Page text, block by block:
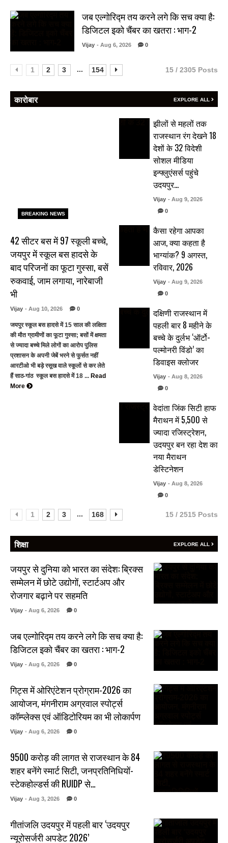
जब एल्गोरिद्म तय करने लगे कि सच क्या है:
डिजिटल इको चैंबर का खतरा : भाग-2
Vijay - Aug 6, 2026 0
1 2 3 ... 154 15 / 2305 Posts
कारोबार EXPLORE ALL
BREAKING NEWS
42 सीटर बस में 97 स्कूली बच्चे,
जयपुर में स्कूल बस हादसे के
बाद परिजनों का फूटा गुस्सा, बसें
रुकवाई, जाम लगाया, नारेबाजी
भी
Vijay - Aug 10, 2026 0
जयपुर स्कूल बस हादसे में 15 साल की लक्षिता
की मौत ग्रामीणों का फूटा गुस्सा; बसों में क्षमता
से ज्यादा बच्चे मिले लोगों का आरोप पुलिस
प्रशासन के अपनी जेबें भरने से फुर्सत नहीं
आरटीओ भी बड़े रसूख वाले स्कूलों से कर लेते
हैं साठ-गांठ स्कूल बस हादसे में 18 ... Read
More
झीलों से महलों तक
राजस्थान रंग देखने 18
देशों के 32 विदेशी
सोशल मीडिया
इन्फ्लुएंसर्स पहुंचे
उदयपुर…
Vijay - Aug 9, 2026
0
कैसा रहेगा आपका
आज, क्या कहता है
भाग्यांक? 9 अगस्त,
रविवार, 2026
Vijay - Aug 9, 2026
0
दक्षिणी राजस्थान में
पहली बार 8 महीने के
बच्चे के दुर्लभ ‘ऑर्टो-
पल्मोनरी विंडो’ का
डिवाइस क्लोजर
Vijay - Aug 8, 2026
0
वेदांता जिंक सिटी हाफ
मैराथन में 5,500 से
ज्यादा रजिस्ट्रेशन,
उदयपुर बन रहा देश का
नया मैराथन
डेस्टिनेशन
Vijay - Aug 8, 2026
0
1 2 3 ... 168 15 / 2515 Posts
शिक्षा EXPLORE ALL
जयपुर से दुनिया को भारत का संदेश: ब्रिक्स
सम्मेलन में छोटे उद्योगों, स्टार्टअप और
रोजगार बढ़ाने पर सहमति
Vijay - Aug 6, 2026 0
जब एल्गोरिद्म तय करने लगे कि सच क्या है:
डिजिटल इको चैंबर का खतरा : भाग-2
Vijay - Aug 6, 2026 0
गिट्स में ओरिएंटेशन प्रोग्राम-2026 का
आयोजन, मंगनीराम अग्रवाल स्पोर्ट्स
कॉम्प्लेक्स एवं ऑडिटोरियम का भी लोकार्पण
Vijay - Aug 6, 2026 0
₹9500 करोड़ की लागत से राजस्थान के 84
शहर बनेंगे स्मार्ट सिटी, जनप्रतिनिधियों-
स्टेकहोल्डर्स की RUIDP से…
Vijay - Aug 3, 2026 0
गीतांजलि उदयपुर में पहली बार ‘उदयपुर
न्यूरोसर्जरी अपडेट 2026’